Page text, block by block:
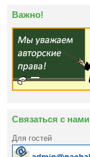
Важно!
Связаться с нами
Для гостей